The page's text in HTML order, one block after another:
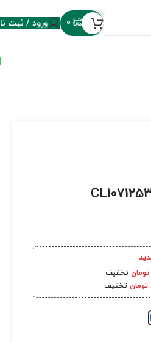
0 ورود / ثبت
تخفیف
تخفیف